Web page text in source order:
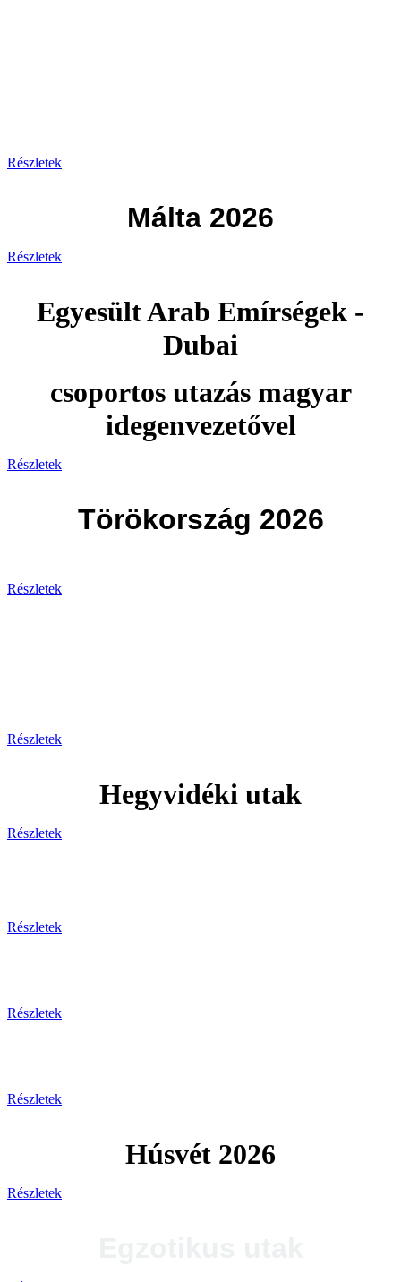
Részletek
Málta 2026
Részletek
Egyesült Arab Emírségek -
Dubai
csoportos utazás magyar
idegenvezetővel
Részletek
Törökország 2026
Részletek
Részletek
Hegyvidéki utak
Részletek
Részletek
Részletek
Részletek
Húsvét 2026
Részletek